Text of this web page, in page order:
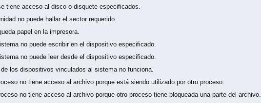
tiene acceso al disco o disquete especificados.
no puede hallar el sector requerido.
papel en la impresora.
no puede escribir en el dispositivo especificado.
no puede leer desde el dispositivo especificado.
los dispositivos vinculados al sistema no funciona.
no tiene acceso al archivo porque está siendo utilizado por otro proceso.
no tiene acceso al archivo porque otro proceso tiene bloqueada una parte del archivo.